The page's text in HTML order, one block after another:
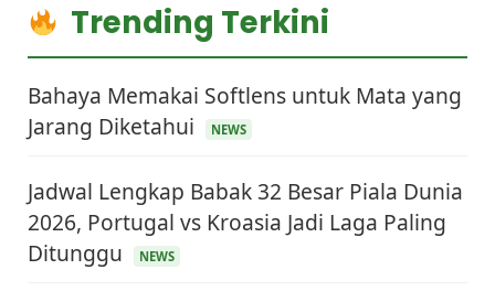
Trending Terkini
Bahaya Memakai Softlens untuk Mata yang
Jarang Diketahui
NEWS
Jadwal Lengkap Babak 32 Besar Piala Dunia
2026, Portugal vs Kroasia Jadi Laga Paling
Ditunggu
NEWS